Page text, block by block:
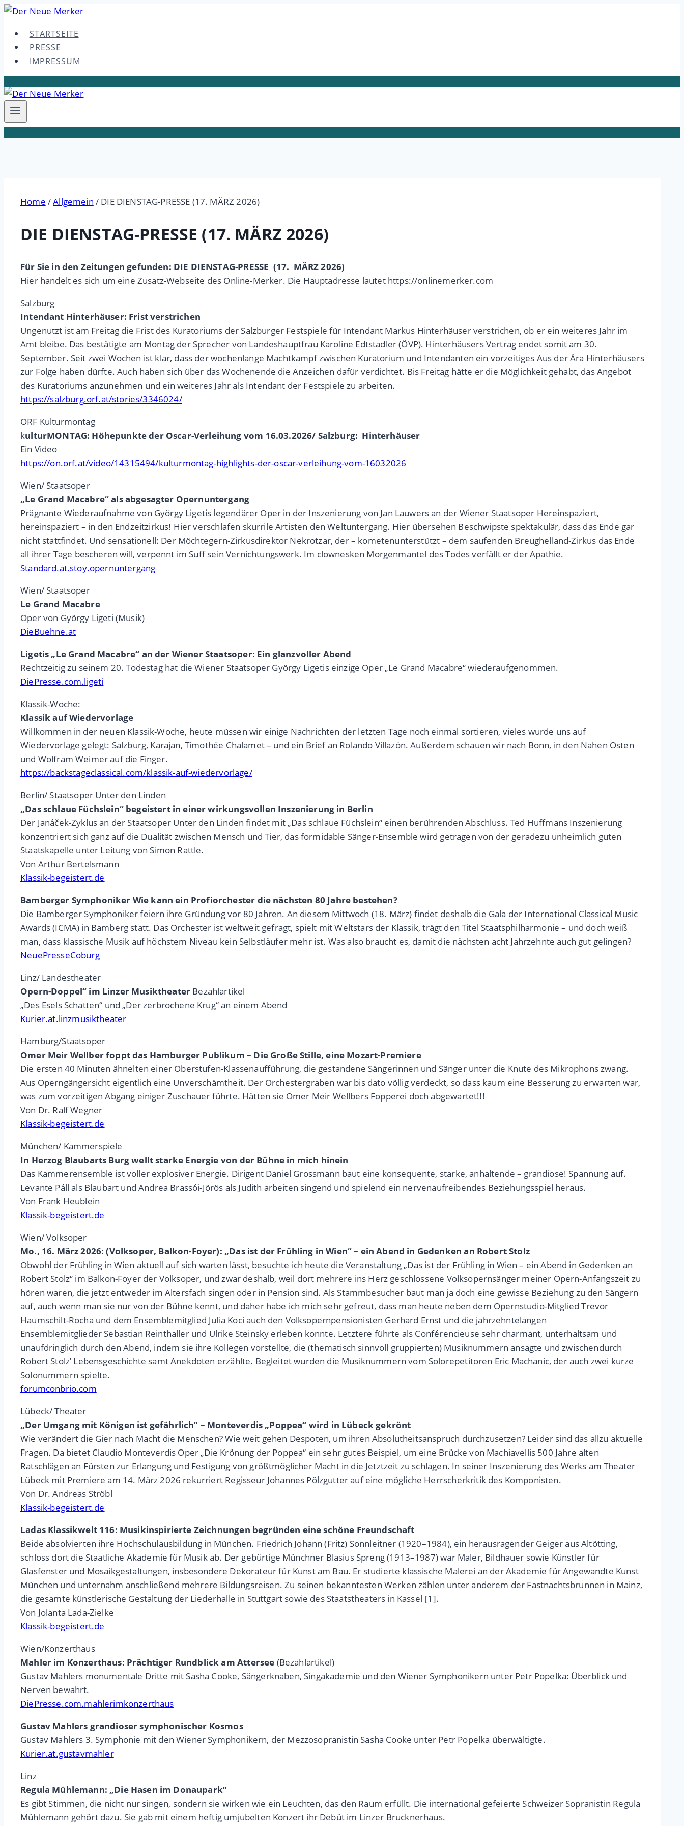
Skip
contentSTARTSEITE
PRESSE
IMPRESSUM
Home /Allgemein / DIE DIENSTAG-PRESSE (17. MÄRZ 2026)
DIE DIENSTAG-PRESSE (17. MÄRZ 2026)
Für Sie in den Zeitungen gefunden: DIE DIENSTAG-PRESSE (17. MÄRZ 2026)
Hier handelt es sich um eine Zusatz-Webseite des Online-Merker. Die Hauptadresse lautet https://onlinemerker.com
Salzburg
Intendant Hinterhäuser: Frist verstrichen
Ungenutzt ist am Freitag die Frist des Kuratoriums der Salzburger Festspiele für Intendant Markus Hinterhäuser verstrichen, ob er ein weiteres Jahr im
Amt bleibe. Das bestätigte am Montag der Sprecher von Landeshauptfrau Karoline Edtstadler (ÖVP). Hinterhäusers Vertrag endet somit am 30.
September. Seit zwei Wochen ist klar, dass der wochenlange Machtkampf zwischen Kuratorium und Intendanten ein vorzeitiges Aus der Ära Hinterhäusers
zur Folge haben dürfte. Auch haben sich über das Wochenende die Anzeichen dafür verdichtet. Bis Freitag hätte er die Möglichkeit gehabt, das Angebot
des Kuratoriums anzunehmen und ein weiteres Jahr als Intendant der Festspiele zu arbeiten.
https://salzburg.orf.at/stories/3346024/
ORF Kulturmontag
kulturMONTAG: Höhepunkte der Oscar-Verleihung vom 16.03.2026/ Salzburg: Hinterhäuser
Ein Video
https://on.orf.at/video/14315494/kulturmontag-highlights-der-oscar-verleihung-vom-16032026
Wien/ Staatsoper
„Le Grand Macabre“ als abgesagter Opernuntergang
Prägnante Wiederaufnahme von György Ligetis legendärer Oper in der Inszenierung von Jan Lauwers an der Wiener Staatsoper Hereinspaziert,
hereinspaziert – in den Endzeitzirkus! Hier verschlafen skurrile Artisten den Weltuntergang. Hier übersehen Beschwipste spektakulär, dass das Ende gar
nicht stattfindet. Und sensationell: Der Möchtegern-Zirkusdirektor Nekrotzar, der – kometenunterstützt – dem saufenden Breughelland-Zirkus das Ende
all ihrer Tage bescheren will, verpennt im Suff sein Vernichtungswerk. Im clownesken Morgenmantel des Todes verfällt er der Apathie.
Standard.at.stoy.opernuntergang
Wien/ Staatsoper
Le Grand Macabre
Oper von György Ligeti (Musik)
DieBuehne.at
Ligetis „Le Grand Macabre“ an der Wiener Staatsoper: Ein glanzvoller Abend
Rechtzeitig zu seinem 20. Todestag hat die Wiener Staatsoper György Ligetis einzige Oper „Le Grand Macabre“ wiederaufgenommen.
DiePresse.com.ligeti
Klassik-Woche:
Klassik auf Wiedervorlage
Willkommen in der neuen Klassik-Woche, heute müssen wir einige Nachrichten der letzten Tage noch einmal sortieren, vieles wurde uns auf
Wiedervorlage gelegt: Salzburg, Karajan, Timothée Chalamet – und ein Brief an Rolando Villazón. Außerdem schauen wir nach Bonn, in den Nahen Osten
und Wolfram Weimer auf die Finger.
https://backstageclassical.com/klassik-auf-wiedervorlage/
Berlin/ Staatsoper Unter den Linden
„Das schlaue Füchslein“ begeistert in einer wirkungsvollen Inszenierung in Berlin
Der Janáček-Zyklus an der Staatsoper Unter den Linden findet mit „Das schlaue Füchslein“ einen berührenden Abschluss. Ted Huffmans Inszenierung
konzentriert sich ganz auf die Dualität zwischen Mensch und Tier, das formidable Sänger-Ensemble wird getragen von der geradezu unheimlich guten
Staatskapelle unter Leitung von Simon Rattle.
Von Arthur Bertelsmann
Klassik-begeistert.de
Bamberger Symphoniker Wie kann ein Profiorchester die nächsten 80 Jahre bestehen?
Die Bamberger Symphoniker feiern ihre Gründung vor 80 Jahren. An diesem Mittwoch (18. März) findet deshalb die Gala der International Classical Music
Awards (ICMA) in Bamberg statt. Das Orchester ist weltweit gefragt, spielt mit Weltstars der Klassik, trägt den Titel Staatsphilharmonie – und doch weiß
man, dass klassische Musik auf höchstem Niveau kein Selbstläufer mehr ist. Was also braucht es, damit die nächsten acht Jahrzehnte auch gut gelingen?
NeuePresseCoburg
Linz/ Landestheater
Opern-Doppel“ im Linzer Musiktheater Bezahlartikel
„Des Esels Schatten“ und „Der zerbrochene Krug“ an einem Abend
Kurier.at.linzmusiktheater
Hamburg/Staatsoper
Omer Meir Wellber foppt das Hamburger Publikum – Die Große Stille, eine Mozart-Premiere
Die ersten 40 Minuten ähnelten einer Oberstufen-Klassenaufführung, die gestandene Sängerinnen und Sänger unter die Knute des Mikrophons zwang.
Aus Operngängersicht eigentlich eine Unverschämtheit. Der Orchestergraben war bis dato völlig verdeckt, so dass kaum eine Besserung zu erwarten war,
was zum vorzeitigen Abgang einiger Zuschauer führte. Hätten sie Omer Meir Wellbers Fopperei doch abgewartet!!!
Von Dr. Ralf Wegner
Klassik-begeistert.de
München/ Kammerspiele
In Herzog Blaubarts Burg wellt starke Energie von der Bühne in mich hinein
Das Kammerensemble ist voller explosiver Energie. Dirigent Daniel Grossmann baut eine konsequente, starke, anhaltende – grandiose! Spannung auf.
Levante Páll als Blaubart und Andrea Brassói-Jörös als Judith arbeiten singend und spielend ein nervenaufreibendes Beziehungsspiel heraus.
Von Frank Heublein
Klassik-begeistert.de
Wien/ Volksoper
Mo., 16. März 2026: (Volksoper, Balkon-Foyer): „Das ist der Frühling in Wien“ – ein Abend in Gedenken an Robert Stolz
Obwohl der Frühling in Wien aktuell auf sich warten lässt, besuchte ich heute die Veranstaltung „Das ist der Frühling in Wien – ein Abend in Gedenken an
Robert Stolz“ im Balkon-Foyer der Volksoper, und zwar deshalb, weil dort mehrere ins Herz geschlossene Volksopernsänger meiner Opern-Anfangszeit zu
hören waren, die jetzt entweder im Altersfach singen oder in Pension sind. Als Stammbesucher baut man ja doch eine gewisse Beziehung zu den Sängern
auf, auch wenn man sie nur von der Bühne kennt, und daher habe ich mich sehr gefreut, dass man heute neben dem Opernstudio-Mitglied Trevor
Haumschilt-Rocha und dem Ensemblemitglied Julia Koci auch den Volksopernpensionisten Gerhard Ernst und die jahrzehntelangen
Ensemblemitglieder Sebastian Reinthaller und Ulrike Steinsky erleben konnte. Letztere führte als Conférencieuse sehr charmant, unterhaltsam und
unaufdringlich durch den Abend, indem sie ihre Kollegen vorstellte, die (thematisch sinnvoll gruppierten) Musiknummern ansagte und zwischendurch
Robert Stolz’ Lebensgeschichte samt Anekdoten erzählte. Begleitet wurden die Musiknummern vom Solorepetitoren Eric Machanic, der auch zwei kurze
Solonummern spielte.
forumconbrio.com
Lübeck/ Theater
„Der Umgang mit Königen ist gefährlich“ – Monteverdis „Poppea“ wird in Lübeck gekrönt
Wie verändert die Gier nach Macht die Menschen? Wie weit gehen Despoten, um ihren Absolutheitsanspruch durchzusetzen? Leider sind das allzu aktuelle
Fragen. Da bietet Claudio Monteverdis Oper „Die Krönung der Poppea“ ein sehr gutes Beispiel, um eine Brücke von Machiavellis 500 Jahre alten
Ratschlägen an Fürsten zur Erlangung und Festigung von größtmöglicher Macht in die Jetztzeit zu schlagen. In seiner Inszenierung des Werks am Theater
Lübeck mit Premiere am 14. März 2026 rekurriert Regisseur Johannes Pölzgutter auf eine mögliche Herrscherkritik des Komponisten.
Von Dr. Andreas Ströbl
Klassik-begeistert.de
Ladas Klassikwelt 116: Musikinspirierte Zeichnungen begründen eine schöne Freundschaft
Beide absolvierten ihre Hochschulausbildung in München. Friedrich Johann (Fritz) Sonnleitner (1920–1984), ein herausragender Geiger aus Altötting,
schloss dort die Staatliche Akademie für Musik ab. Der gebürtige Münchner Blasius Spreng (1913–1987) war Maler, Bildhauer sowie Künstler für
Glasfenster und Mosaikgestaltungen, insbesondere Dekorateur für Kunst am Bau. Er studierte klassische Malerei an der Akademie für Angewandte Kunst
München und unternahm anschließend mehrere Bildungsreisen. Zu seinen bekanntesten Werken zählen unter anderem der Fastnachtsbrunnen in Mainz,
die gesamte künstlerische Gestaltung der Liederhalle in Stuttgart sowie des Staatstheaters in Kassel [1].
Von Jolanta Lada-Zielke
Klassik-begeistert.de
Wien/Konzerthaus
Mahler im Konzerthaus: Prächtiger Rundblick am Attersee (Bezahlartikel)
Gustav Mahlers monumentale Dritte mit Sasha Cooke, Sängerknaben, Singakademie und den Wiener Symphonikern unter Petr Popelka: Überblick und
Nerven bewahrt.
DiePresse.com.mahlerimkonzerthaus
Gustav Mahlers grandioser symphonischer Kosmos
Gustav Mahlers 3. Symphonie mit den Wiener Symphonikern, der Mezzosopranistin Sasha Cooke unter Petr Popelka überwältigte.
Kurier.at.gustavmahler
Linz
Regula Mühlemann: „Die Hasen im Donaupark“
Es gibt Stimmen, die nicht nur singen, sondern sie wirken wie ein Leuchten, das den Raum erfüllt. Die international gefeierte Schweizer Sopranistin Regula
Mühlemann gehört dazu. Sie gab mit einem heftig umjubelten Konzert ihr Debüt im Linzer Brucknerhaus.